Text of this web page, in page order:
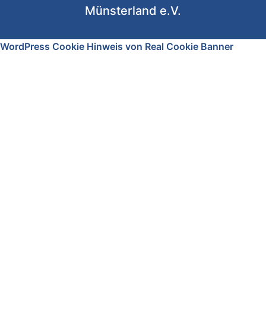
Münsterland e.V.
WordPress Cookie Hinweis von Real Cookie Banner